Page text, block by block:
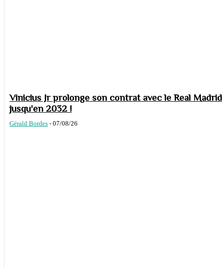
Vinicius Jr prolonge son contrat avec le Real Madrid
jusqu'en 2032 !
Gérald Bordes - 07/08/26